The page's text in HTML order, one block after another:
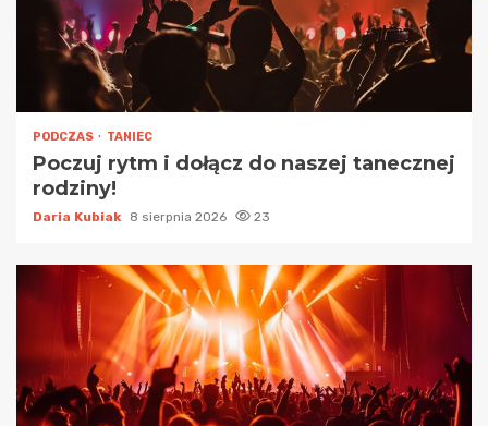
PODCZAS TANIEC
Poczuj rytm i dołącz do naszej tanecznej
rodziny!
Daria Kubiak 8 sierpnia 2026 23